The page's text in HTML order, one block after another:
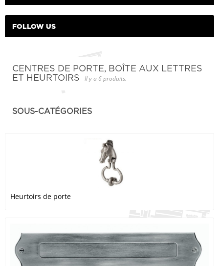
FOLLOW US
CENTRES DE PORTE, BOÎTE AUX LETTRES
ET HEURTOIRS
Il y a 6 produits.
SOUS-CATÉGORIES
Heurtoirs de porte